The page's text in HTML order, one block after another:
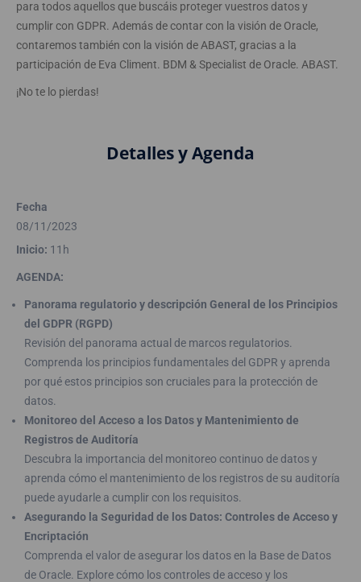
para todos aquellos que buscáis proteger vuestros datos y
cumplir con GDPR. Además de contar con la visión de Oracle,
contaremos también con la visión de ABAST, gracias a la
participación de Eva Climent. BDM & Specialist de Oracle. ABAST.
¡No te lo pierdas!
Detalles y Agenda
Fecha
08/11/2023
Inicio: 11h
AGENDA:
Panorama regulatorio y descripción General de los Principios
del GDPR (RGPD)
Revisión del panorama actual de marcos regulatorios.
Comprenda los principios fundamentales del GDPR y aprenda
por qué estos principios son cruciales para la protección de
datos.
Monitoreo del Acceso a los Datos y Mantenimiento de
Registros de Auditoría
Descubra la importancia del monitoreo continuo de datos y
aprenda cómo el mantenimiento de los registros de su auditoría
puede ayudarle a cumplir con los requisitos.
Asegurando la Seguridad de los Datos: Controles de Acceso y
Encriptación
Comprenda el valor de asegurar los datos en la Base de Datos
de Oracle. Explore cómo los controles de acceso y los